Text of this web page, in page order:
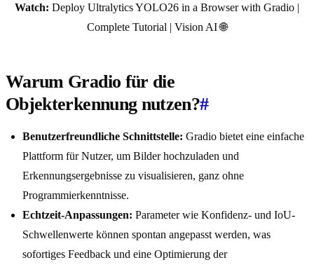
Watch: Deploy Ultralytics YOLO26 in a Browser with Gradio |
Complete Tutorial | Vision AI 🌐
Warum Gradio für die
Objekterkennung nutzen?#
Benutzerfreundliche Schnittstelle: Gradio bietet eine einfache
Plattform für Nutzer, um Bilder hochzuladen und
Erkennungsergebnisse zu visualisieren, ganz ohne
Programmierkenntnisse.
Echtzeit-Anpassungen: Parameter wie Konfidenz- und IoU-
Schwellenwerte können spontan angepasst werden, was
sofortiges Feedback und eine Optimierung der